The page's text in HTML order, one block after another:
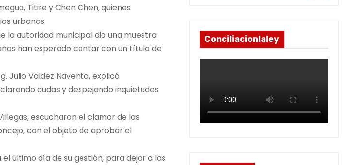
Titire y Chen Chen, quienes
urbanos.
la autoridad municipal dio una muestra
han esperado contar con un título de
Julio Valdez Naventa, explicó
dudas y despejando inquietudes
escucharon el clamor de las
con el objeto de aprobar el
último día de su gestión, para dejar a las
Conciliacionlaley